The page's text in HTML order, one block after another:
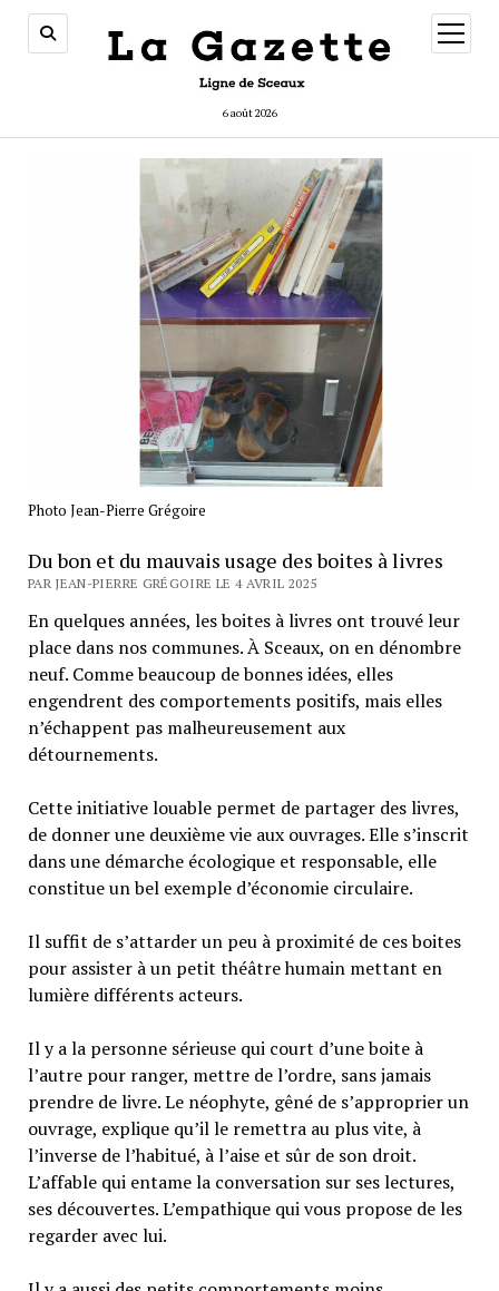
6 août 2026
ouvrir
menu
Photo Jean-Pierre Grégoire
Du bon et du mauvais usage des boites à livres
PAR JEAN-PIERRE GRÉGOIRE LE 4 AVRIL 2025
En quelques années, les boites à livres ont trouvé leur
place dans nos communes. À Sceaux, on en dénombre
neuf. Comme beaucoup de bonnes idées, elles
engendrent des comportements positifs, mais elles
n’échappent pas malheureusement aux
détournements.
Cette initiative louable permet de partager des livres,
de donner une deuxième vie aux ouvrages. Elle s’inscrit
dans une démarche écologique et responsable, elle
constitue un bel exemple d’économie circulaire.
Il suffit de s’attarder un peu à proximité de ces boites
pour assister à un petit théâtre humain mettant en
lumière différents acteurs.
Il y a la personne sérieuse qui court d’une boite à
l’autre pour ranger, mettre de l’ordre, sans jamais
prendre de livre. Le néophyte, gêné de s’approprier un
ouvrage, explique qu’il le remettra au plus vite, à
l’inverse de l’habitué, à l’aise et sûr de son droit.
L’affable qui entame la conversation sur ses lectures,
ses découvertes. L’empathique qui vous propose de les
regarder avec lui.